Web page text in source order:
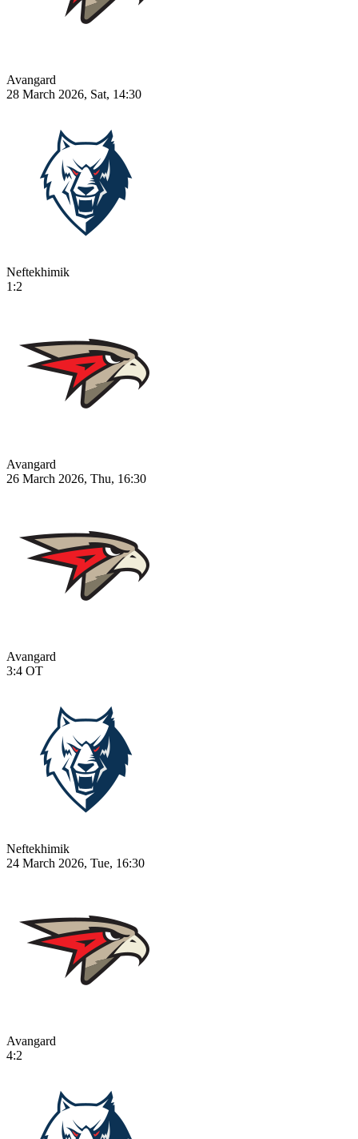
Avangard
28 March 2026, Sat, 14:30
Neftekhimik
1:2
Avangard
26 March 2026, Thu, 16:30
Avangard
3:4 OT
Neftekhimik
24 March 2026, Tue, 16:30
Avangard
4:2